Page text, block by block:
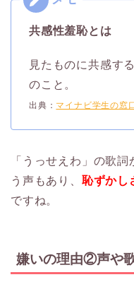
共感性羞恥とは
見たものに共感す
のこと。
出典： マイナビ学生の窓
「うっせえわ」の歌
う声もあり、 恥ずかし
ですね。
嫌いの理由②声や